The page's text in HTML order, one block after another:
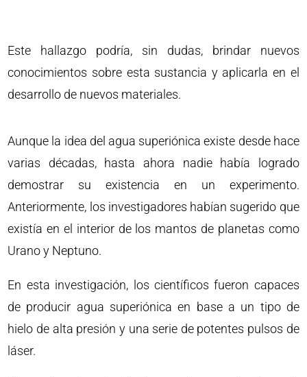
Este hallazgo podría, sin dudas, brindar nuevos
conocimientos sobre esta sustancia y aplicarla en el
desarrollo de nuevos materiales.
Aunque la idea del agua superiónica existe desde hace
varias décadas, hasta ahora nadie había logrado
demostrar su existencia en un experimento.
Anteriormente, los investigadores habían sugerido que
existía en el interior de los mantos de planetas como
Urano y Neptuno.
En esta investigación, los científicos fueron capaces
de producir agua superiónica en base a un tipo de
hielo de alta presión y una serie de potentes pulsos de
láser.